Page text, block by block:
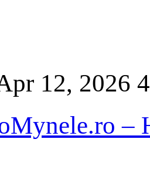
12, 2026
–